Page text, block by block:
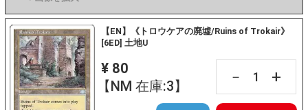
【EN】《トロウケアの廃墟/Ruins of Trokair》
[6ED] 土地U
¥ 80
【NM 在庫:3】
－ +